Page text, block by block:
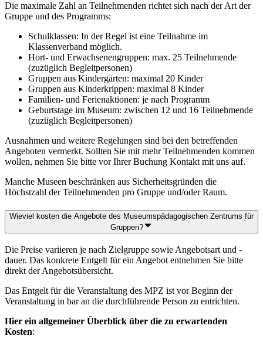
Die maximale Zahl an Teilnehmenden richtet sich nach der Art der
Gruppe und des Programms:
Schulklassen: In der Regel ist eine Teilnahme im
Klassenverband möglich.
Hort- und Erwachsenengruppen: max. 25 Teilnehmende
(zuzüglich Begleitpersonen)
Gruppen aus Kindergärten: maximal 20 Kinder
Gruppen aus Kinderkrippen: maximal 8 Kinder
Familien- und Ferienaktionen: je nach Programm
Geburtstage im Museum: zwischen 12 und 16 Teilnehmende
(zuzüglich Begleitpersonen)
Ausnahmen und weitere Regelungen sind bei den betreffenden
Angeboten vermerkt. Sollten Sie mit mehr Teilnehmenden kommen
wollen, nehmen Sie bitte vor Ihrer Buchung Kontakt mit uns auf.
Manche Museen beschränken aus Sicherheitsgründen die
Höchstzahl der Teilnehmenden pro Gruppe und/oder Raum.
Wieviel kosten die Angebote des Museumspädagogischen Zentrums für
Gruppen?
Die Preise variieren je nach Zielgruppe sowie Angebotsart und -
dauer. Das konkrete Entgelt für ein Angebot entnehmen Sie bitte
direkt der Angebotsübersicht.
Das Entgelt für die Veranstaltung des MPZ ist vor Beginn der
Veranstaltung in bar an die durchführende Person zu entrichten.
Hier ein allgemeiner Überblick über die zu erwartenden
Kosten: